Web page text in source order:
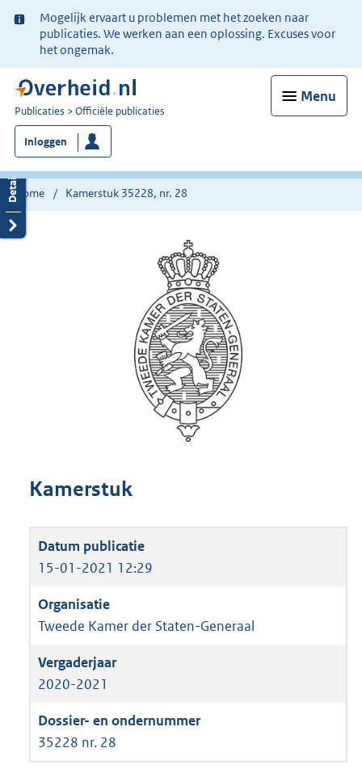
Ter
informatie:
Mogelijk ervaart u problemen met het zoeken naar
publicaties. We werken aan een oplossing. Excuses voor
het ongemak.
Menu
U
bent
nu
hier:
Publicaties Officiële publicaties
Inloggen
Home Kamerstuk 35228, nr. 28
Kamerstuk
15-01-2021 12:29
Tweede Kamer der Staten-Generaal
2020-2021
35228 nr. 28